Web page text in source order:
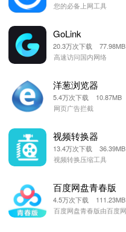
您的必备上网工具
GoLink
20.3万次下载 77.98MB
高速访问国内网络
洋葱浏览器
5.4万次下载 10.87MB
网页广告拦截
视频转换器
13.4万次下载 36.39MB
视频转换压缩工具
百度网盘青春版
4.5万次下载 111.23MB